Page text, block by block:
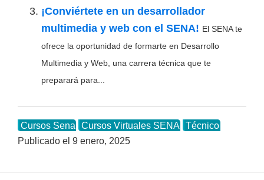
¡Conviértete en un desarrollador
multimedia y web con el SENA! El SENA te
ofrece la oportunidad de formarte en Desarrollo
Multimedia y Web, una carrera técnica que te
preparará para...
Cursos Sena Cursos Virtuales SENA
Técnico
Publicado el 9 enero, 2025